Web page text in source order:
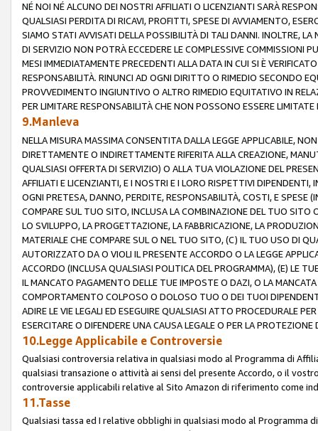
NÉ NOI NÉ ALCUNO DEI NOSTRI AFFILIATI O LICENZIANTI SARÀ
QUALSIASI PERDITA DI RICAVI, PROFITTI, SPESE DI AVVIAMENTO,
SIAMO STATI AVVISATI DELLA POSSIBILITÀ DI TALI DANNI. INOLTRE,
DI SERVIZIO NON POTRÀ ECCEDERE LE COMPLESSIVE COMMISSIONI
MESI IMMEDIATAMENTE PRECEDENTI ALLA DATA IN CUI SI È
RESPONSABILITÀ. RINUNCI AD OGNI DIRITTO O RIMEDIO SECONDO
PROVVEDIMENTO INGIUNTIVO O ALTRO RIMEDIO EQUITATIVO IN
PER LIMITARE RESPONSABILITÀ CHE NON POSSONO ESSERE LIMITATE
9.Manleva
NELLA MISURA MASSIMA CONSENTITA DALLA LEGGE APPLICABILE,
DIRETTAMENTE O INDIRETTAMENTE RIFERITA ALLA CREAZIONE,
QUALSIASI OFFERTA DI SERVIZIO) O ALLA TUA VIOLAZIONE DEL
AFFILIATI E LICENZIANTI, E I NOSTRI E I LORO RISPETTIVI
OGNI PRETESA, DANNO, PERDITE, RESPONSABILITÀ, COSTI, E SPESE
COMPARE SUL TUO SITO, INCLUSA LA COMBINAZIONE DEL TUO SITO
LO SVILUPPO, LA PROGETTAZIONE, LA FABBRICAZIONE, LA
MATERIALE CHE COMPARE SUL O NEL TUO SITO, (C) IL TUO USO DI
AUTORIZZATO DA O VIOLI IL PRESENTE ACCORDO O LA LEGGE
ACCORDO (INCLUSA QUALSIASI POLITICA DEL PROGRAMMA), (E) LE
IL MANCATO PAGAMENTO DELLE TUE IMPOSTE O DAZI, O LA
COMPORTAMENTO COLPOSO O DOLOSO TUO O DEI TUOI
ADIRE LE VIE LEGALI ED ESEGUIRE QUALSIASI ATTO PROCEDURALE
ESERCITARE O DIFENDERE UNA CAUSA LEGALE O PER LA
10.Legge Applicabile e Controversie
Qualsiasi controversia relativa in qualsiasi modo al Programma di
qualsiasi transazione o attività ai sensi del presente Accordo, o il
controversie applicabili relative al Sito Amazon di riferimento come
11.Tasse
Qualsiasi tassa ed I relative obblighi in qualsiasi modo al